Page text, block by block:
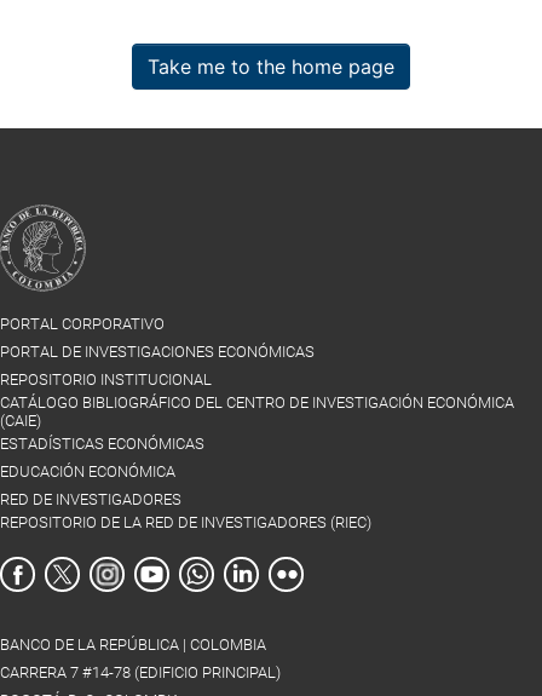
Take me to the home page
PORTAL CORPORATIVO
PORTAL DE INVESTIGACIONES ECONÓMICAS
REPOSITORIO INSTITUCIONAL
CATÁLOGO BIBLIOGRÁFICO DEL CENTRO DE INVESTIGACIÓN ECONÓMICA
(CAIE)
ESTADÍSTICAS ECONÓMICAS
EDUCACIÓN ECONÓMICA
RED DE INVESTIGADORES
REPOSITORIO DE LA RED DE INVESTIGADORES (RIEC)
BANCO DE LA REPÚBLICA | COLOMBIA
CARRERA 7 #14-78 (EDIFICIO PRINCIPAL)